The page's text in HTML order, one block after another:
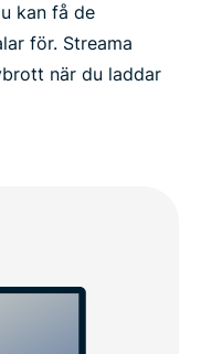
kan få de
för. Streama
när du laddar